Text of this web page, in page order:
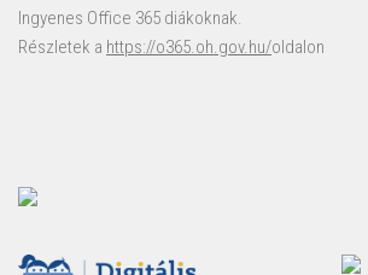
Ingyenes Office 365 diákoknak.
Részletek a https://o365.oh.gov.hu/oldalon